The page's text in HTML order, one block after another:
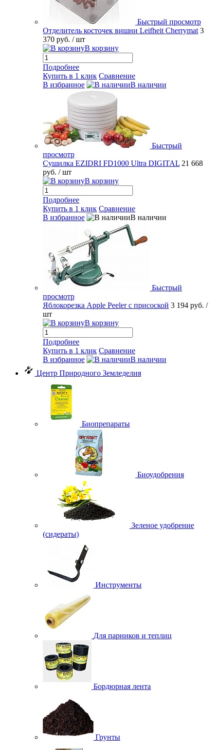
Быстрый просмотр
Отделитель косточек вишни Leifheit Cherrymat 3
370 руб. / шт
В корзину
Подробнее
Купить в 1 клик Сравнение
В избранное
В наличии
Быстрый
просмотр
Сушилка EZIDRI FD1000 Ultra DIGITAL 21 668
руб. / шт
В корзину
Подробнее
Купить в 1 клик Сравнение
В избранное
В наличии
Быстрый
просмотр
Яблокорезка Apple Peeler с присоской 3 194 руб. /
шт
В корзину
Подробнее
Купить в 1 клик Сравнение
В избранное
В наличии
Центр Природного Земледелия
Биопрепараты
Биоудобрения
Зеленое удобрение
(сидераты)
Инструменты
Для парников и теплиц
Бордюрная лента
Грунты